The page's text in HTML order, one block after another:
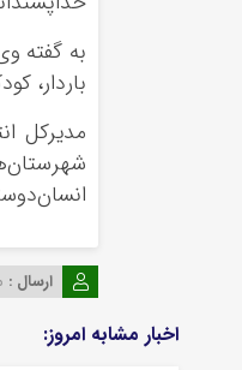
به گفته
باردار،
مدیرکل
ارسال :
اخبار مشابه امروز: